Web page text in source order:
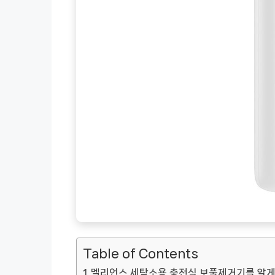
Table of Contents